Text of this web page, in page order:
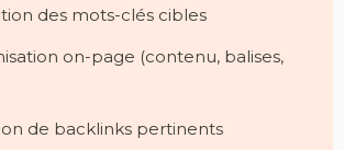
des mots-clés cibles
on-page (contenu, balises,
de backlinks pertinents